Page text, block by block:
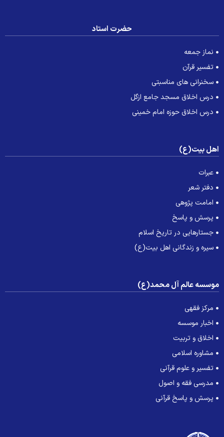
حضرت استاد
نماز جمعه
تفسیر قرآن
سخنرانی های مناسبتی
درس اخلاق مسجد جامع ازگل
درس اخلاق حوزه امام خمینی
بیت(ع)
عبرات
دفتر شعر
امامت پژوهی
پرسش و پاسخ
جستارهایی در تاریخ اسلام
سیره و زندگانی اهل بیت(ع)
عالم آل محمد(ع)
مرکز فقهی
اخبار موسسه
اخلاق و تربیت
مشاوره اسلامی
تفسیر و علوم قرآنی
مدرسی فقه و اصول
پرسش و پاسخ قرآنی